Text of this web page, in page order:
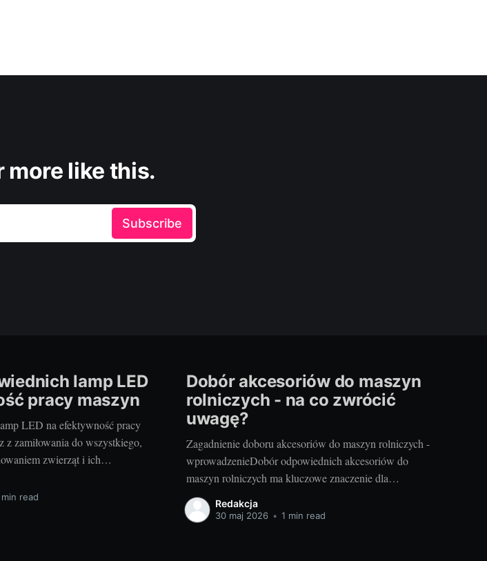
more like this.
Subscribe
lamp LED
pracy maszyn
LED na efektywność pracy
z zamiłowania do wszystkiego,
zwierząt i ich
się z sytuacjami, gdy
znacząco wpłynąć na
read
Dobór akcesoriów do maszyn
rolniczych - na co zwrócić
uwagę?
Zagadnienie doboru akcesoriów do maszyn rolniczych -
wprowadzenieDobór odpowiednich akcesoriów do
maszyn rolniczych ma kluczowe znaczenie dla
efektywnego funkcjonowania gospodarstwa.
Szczególnie, gdy mówimy o cennych częściach do
Redakcja
30 maj 2026 • 1 min read